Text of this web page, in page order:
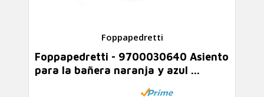
Foppapedretti
Foppapedretti - 9700030640 Asiento
para la bañera naranja y azul ...